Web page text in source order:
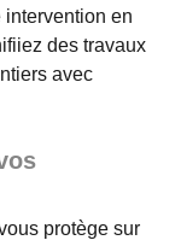
en
des travaux
avec
protège sur